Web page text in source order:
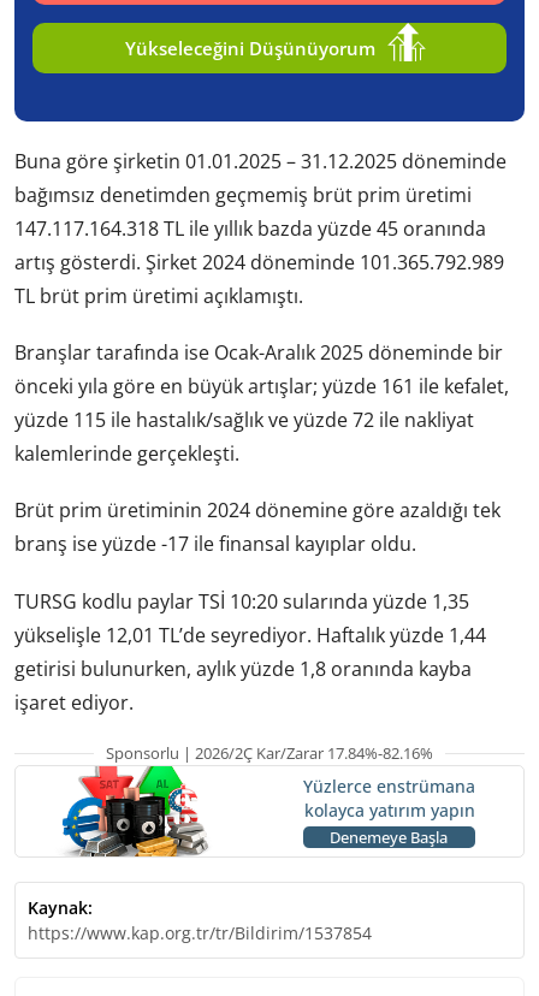
Yükseleceğini Düşünüyorum
Buna göre şirketin 01.01.2025 – 31.12.2025 döneminde
bağımsız denetimden geçmemiş brüt prim üretimi
147.117.164.318 TL ile yıllık bazda yüzde 45 oranında
artış gösterdi. Şirket 2024 döneminde 101.365.792.989
TL brüt prim üretimi açıklamıştı.
Branşlar tarafında ise Ocak-Aralık 2025 döneminde bir
önceki yıla göre en büyük artışlar; yüzde 161 ile kefalet,
yüzde 115 ile hastalık/sağlık ve yüzde 72 ile nakliyat
kalemlerinde gerçekleşti.
Brüt prim üretiminin 2024 dönemine göre azaldığı tek
branş ise yüzde -17 ile finansal kayıplar oldu.
TURSG kodlu paylar TSİ 10:20 sularında yüzde 1,35
yükselişle 12,01 TL’de seyrediyor. Haftalık yüzde 1,44
getirisi bulunurken, aylık yüzde 1,8 oranında kayba
işaret ediyor.
Sponsorlu | 2026/2Ç Kar/Zarar 17.84%-82.16%
Yüzlerce enstrümana
kolayca yatırım yapın
Denemeye Başla
Kaynak:
https://www.kap.org.tr/tr/Bildirim/1537854